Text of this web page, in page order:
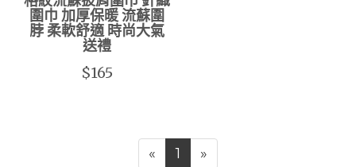
圍巾 加厚保暖 流蘇圍
脖 柔軟舒適 時尚大氣
送禮
$165
« 1 »